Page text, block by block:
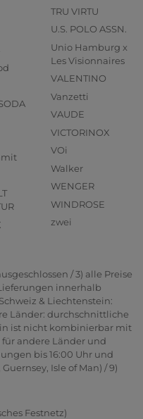
TRU VIRTU
U.S. POLO ASSN.
Unio Hamburg x
Les Visionnaires
VALENTINO
Vanzetti
VAUDE
VICTORINOX
VOi
Walker
WENGER
WINDROSE
zwei
/ 3) alle Preise
innerhalb
& Liechtenstein:
Länder: durchschnittliche
ist nicht kombinierbar mit
andere Länder und
bis 16:00 Uhr und
Isle of Man) / 9)
Festnetz)